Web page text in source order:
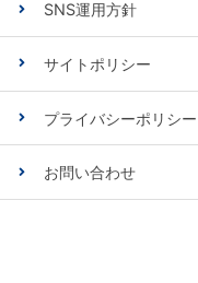
SNS運用方針
サイトポリシー
プライバシーポリシー
お問い合わせ